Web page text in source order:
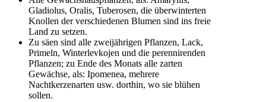
Gladiolus, Oralis, Tuberosen, die überwinterten
Knollen der verschiedenen Blumen sind ins freie
Land zu setzen.
Zu säen sind alle zweijährigen Pflanzen, Lack,
Primeln, Winterlevkojen und die perennirenden
Pflanzen; zu Ende des Monats alle zarten
Gewächse, als: Ipomenea, mehrere
Nachtkerzenarten usw. dorthin, wo sie blühen
sollen.